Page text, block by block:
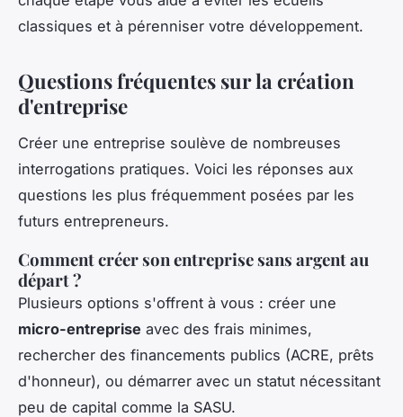
classiques et à pérenniser votre développement.
Questions fréquentes sur la création
d'entreprise
Créer une entreprise soulève de nombreuses
interrogations pratiques. Voici les réponses aux
questions les plus fréquemment posées par les
futurs entrepreneurs.
Comment créer son entreprise sans argent au
départ ?
Plusieurs options s'offrent à vous : créer une
micro-entreprise avec des frais minimes,
rechercher des financements publics (ACRE, prêts
d'honneur), ou démarrer avec un statut nécessitant
peu de capital comme la SASU.